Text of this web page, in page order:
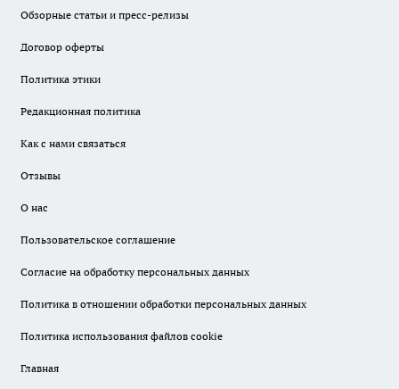
Обзорные статьи и пресс-релизы
Договор оферты
Политика этики
Редакционная политика
Как с нами связаться
Отзывы
О нас
Пользовательское соглашение
Согласие на обработку персональных данных
Политика в отношении обработки персональных данных
Политика использования файлов cookie
Главная